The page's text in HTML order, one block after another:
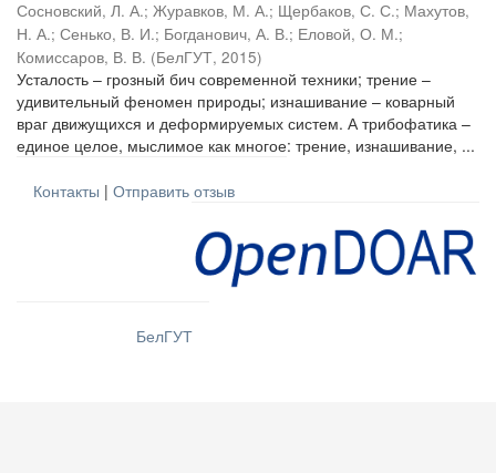
Сосновский, Л. А.; Журавков, М. А.; Щербаков, С. С.; Махутов,
Н. А.; Сенько, В. И.; Богданович, А. В.; Еловой, О. М.;
Комиссаров, В. В. (БелГУТ, 2015)
Усталость – грозный бич современной техники; трение –
удивительный феномен природы; изнашивание – коварный
враг движущихся и деформируемых систем. А трибофатика –
единое целое, мыслимое как многое: трение, изнашивание, ...
Контакты | Отправить отзыв
БелГУТ